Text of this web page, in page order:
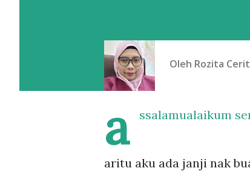
Oleh Rozita
a ssalamualaikum
aritu aku ada janji nak